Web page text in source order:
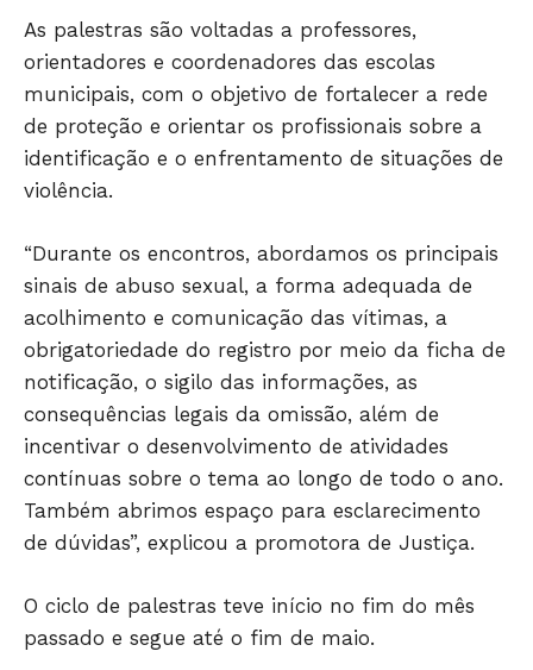
JUNTE-SE NO WHATSAPP
HOME
POLÍCIA
ESPORTES
ECONOMIA
OPINIÃO
GERAL
EDUCAÇÃO
AGRONOTÍCIAS
As palestras são voltadas a professores,
orientadores e coordenadores das escolas
municipais, com o objetivo de fortalecer a rede
de proteção e orientar os profissionais sobre a
identificação e o enfrentamento de situações de
violência.
“Durante os encontros, abordamos os principais
sinais de abuso sexual, a forma adequada de
acolhimento e comunicação das vítimas, a
obrigatoriedade do registro por meio da ficha de
notificação, o sigilo das informações, as
consequências legais da omissão, além de
incentivar o desenvolvimento de atividades
contínuas sobre o tema ao longo de todo o ano.
Também abrimos espaço para esclarecimento
de dúvidas”, explicou a promotora de Justiça.
O ciclo de palestras teve início no fim do mês
passado e segue até o fim de maio.